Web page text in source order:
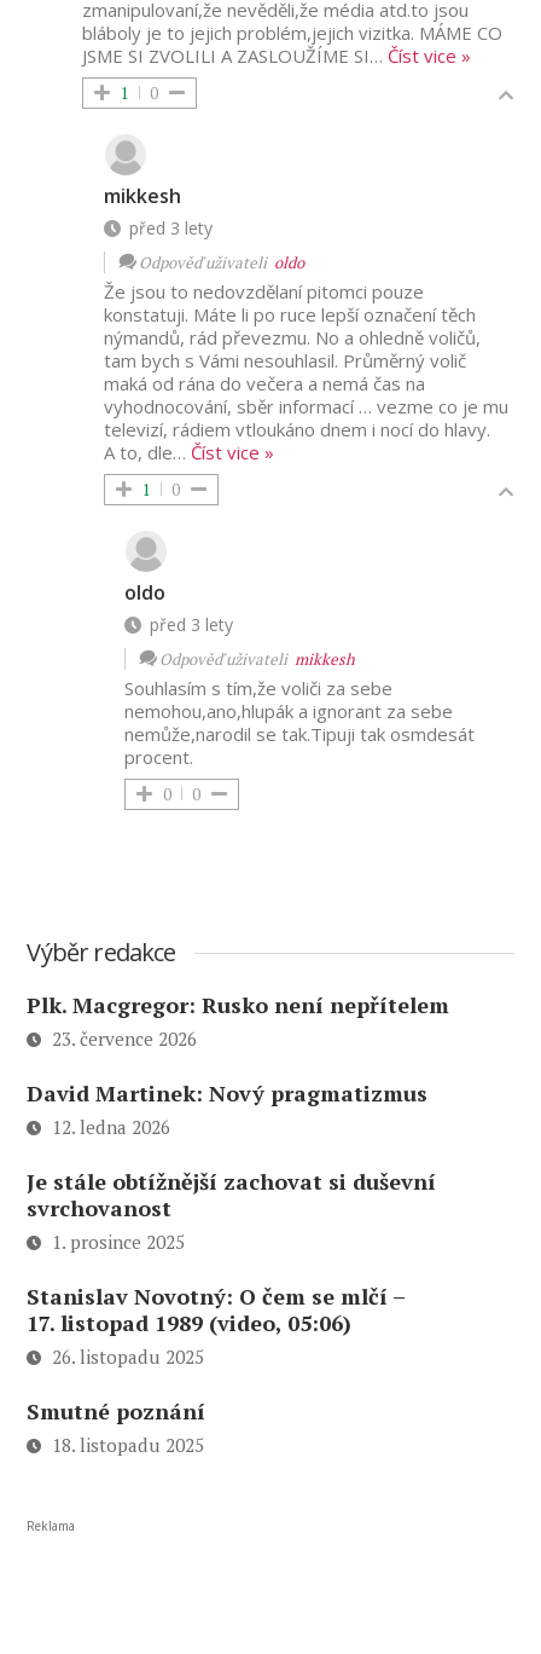
zmanipulovaní,že nevěděli,že média atd.to jsou
bláboly je to jejich problém,jejich vizitka. MÁME CO
JSME SI ZVOLILI A ZASLOUŽÍME SI… Číst vice »
1 0
mikkesh
před 3 lety
Odpověď uživateli oldo
Že jsou to nedovzdělaní pitomci pouze
konstatuji. Máte li po ruce lepší označení těch
nýmandů, rád převezmu. No a ohledně voličů,
tam bych s Vámi nesouhlasil. Průměrný volič
maká od rána do večera a nemá čas na
vyhodnocování, sběr informací … vezme co je mu
televizí, rádiem vtloukáno dnem i nocí do hlavy.
A to, dle… Číst vice »
1 0
oldo
před 3 lety
Odpověď uživateli mikkesh
Souhlasím s tím,že voliči za sebe
nemohou,ano,hlupák a ignorant za sebe
nemůže,narodil se tak.Tipuji tak osmdesát
procent.
0 0
Výběr redakce
Plk. Macgregor: Rusko není nepřítelem
23. července 2026
David Martinek: Nový pragmatizmus
12. ledna 2026
Je stále obtížnější zachovat si duševní
svrchovanost
1. prosince 2025
Stanislav Novotný: O čem se mlčí –
17. listopad 1989 (video, 05:06)
26. listopadu 2025
Smutné poznání
18. listopadu 2025
Reklama